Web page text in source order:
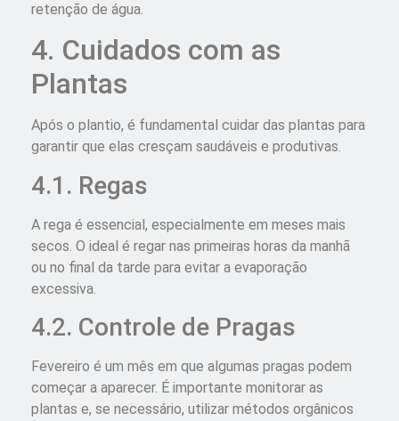
retenção de água.
4. Cuidados com as
Plantas
Após o plantio, é fundamental cuidar das plantas para
garantir que elas cresçam saudáveis e produtivas.
4.1. Regas
A rega é essencial, especialmente em meses mais
secos. O ideal é regar nas primeiras horas da manhã
ou no final da tarde para evitar a evaporação
excessiva.
4.2. Controle de Pragas
Fevereiro é um mês em que algumas pragas podem
começar a aparecer. É importante monitorar as
plantas e, se necessário, utilizar métodos orgânicos